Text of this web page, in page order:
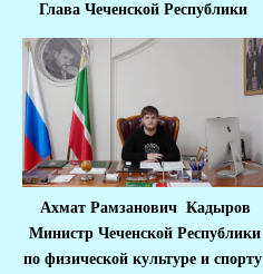
Глава Чеченской Республики
Ахмат Рамзанович Кадыров
Министр Чеченской Республики
по физической культуре и спорту